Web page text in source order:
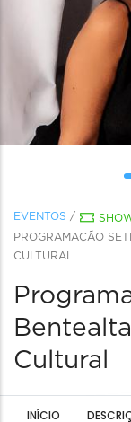
EVENTOS /
PROGRAMAÇÃO
CULTURAL
Cultural
INÍCIO